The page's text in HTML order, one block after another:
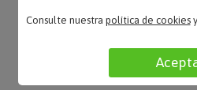
Consulte nuestra política de cookies